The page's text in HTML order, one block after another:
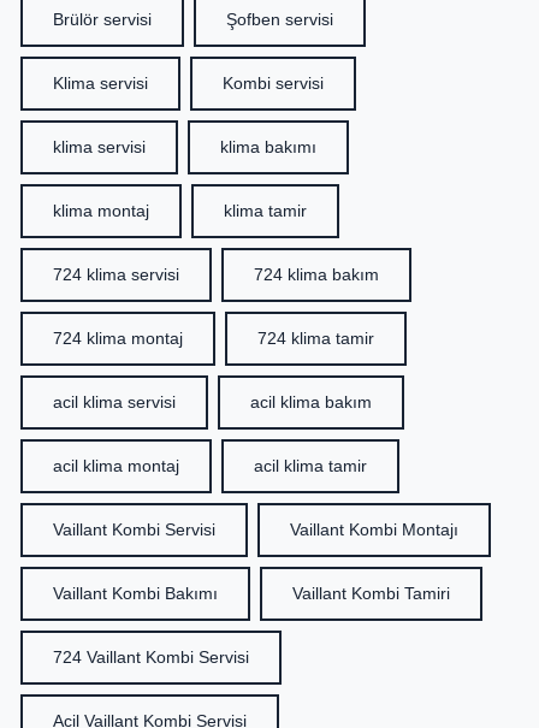
Brülör servisi Şofben servisi
Klima servisi Kombi servisi
klima servisi klima bakımı
klima montaj klima tamir
724 klima servisi 724 klima bakım
724 klima montaj 724 klima tamir
acil klima servisi acil klima bakım
acil klima montaj acil klima tamir
Vaillant Kombi Servisi Vaillant Kombi Montajı
Vaillant Kombi Bakımı Vaillant Kombi Tamiri
724 Vaillant Kombi Servisi
Acil Vaillant Kombi Servisi